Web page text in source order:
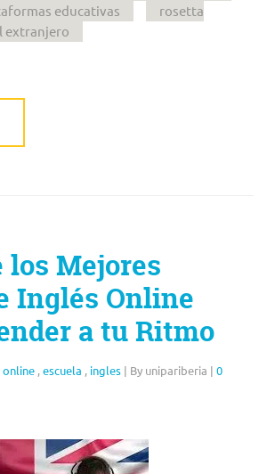
educativas
rosetta
extranjero
los Mejores
Inglés Online
a tu Ritmo
online ,escuela , ingles | By unipariberia | 0